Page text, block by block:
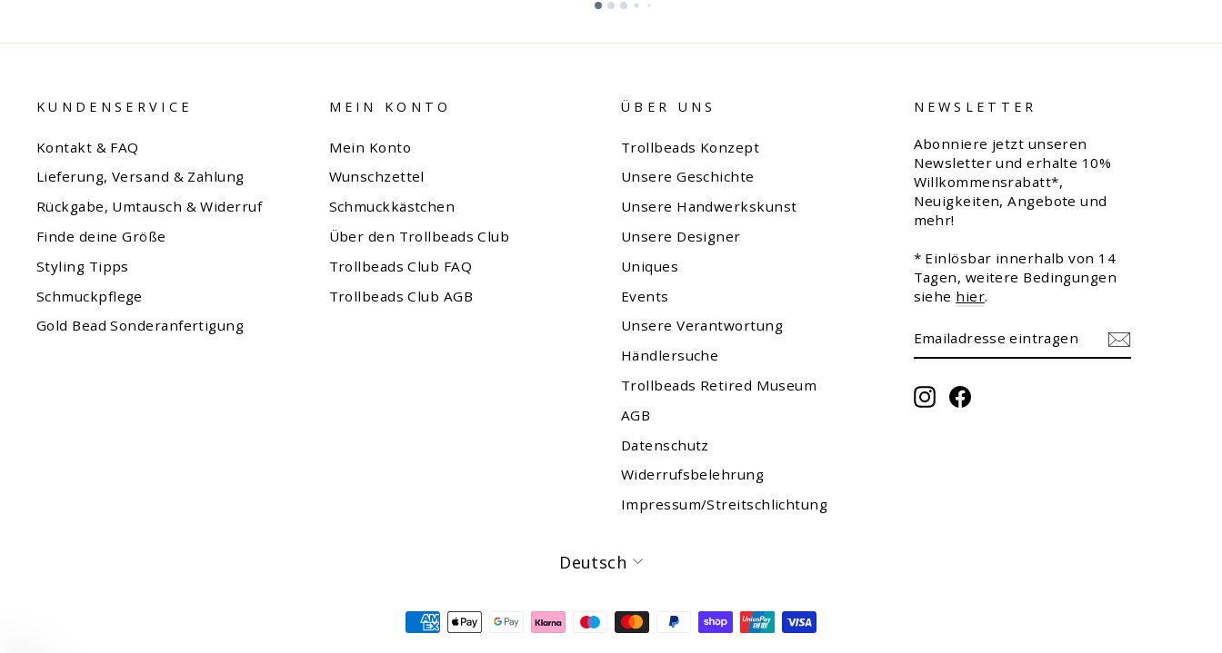
KUNDENSERVICE
Kontakt & FAQ
Lieferung, Versand & Zahlung
Rückgabe, Umtausch & Widerruf
Finde deine Größe
Styling Tipps
Schmuckpflege
Gold Bead Sonderanfertigung
MEIN KONTO
Mein Konto
Wunschzettel
Schmuckkästchen
Über den Trollbeads Club
Trollbeads Club FAQ
Trollbeads Club AGB
ÜBER UNS
Trollbeads Konzept
Unsere Geschichte
Unsere Handwerkskunst
Unsere Designer
Uniques
Events
Unsere Verantwortung
Händlersuche
Trollbeads Retired Museum
AGB
Datenschutz
Widerrufsbelehrung
Impressum/Streitschlichtung
NEWSLETTER
Abonniere jetzt unseren
Newsletter und erhalte 10%
Willkommensrabatt*,
Neuigkeiten, Angebote und
mehr!
* Einlösbar innerhalb von 14
Tagen, weitere Bedingungen
siehe hier.
EINTRAGEN
InstagramFacebook
Sprache
Deutsch